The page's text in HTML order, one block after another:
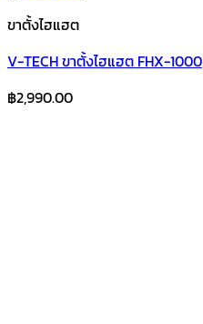
ขาตั้งไฮแฮต
V-TECH ขาตั้งไฮแฮต FHX-1000
฿2,990.00